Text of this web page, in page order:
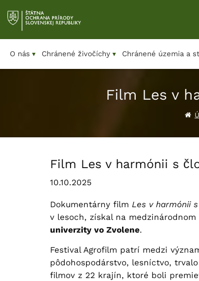
na
obsah
O nás ▼ Chránené živočíchy ▼ Chránené územia a
Film Les v
Film Les v harmónii s
10.10.2025
Dokumentárny film Les v harmónii
v lesoch, získal na
univerzity vo Zvolene.
Festival Agrofilm patrí medzi
pôdohospodárstvo, lesníctvo,
filmov z 22 krajín, ktoré boli